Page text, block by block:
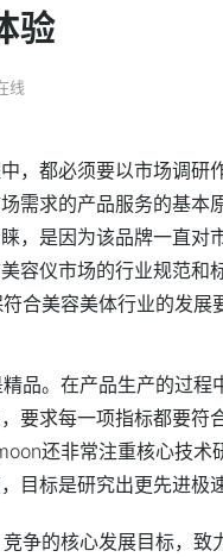
验
线
，都必须要以市场调研
需求的产品服务的基本
，是因为该品牌一直对
容仪市场的行业规范和
合美容美体行业的发展
品。在产品生产的过程
要求每一项指标都要符
还非常注重核心技术
目标是研究出更先进极
争的核心发展目标，致